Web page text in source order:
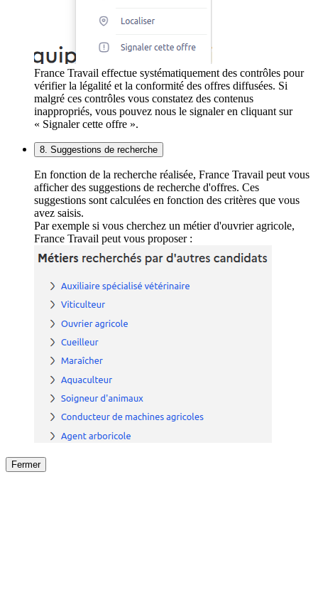
France Travail effectue systématiquement des contrôles pour
vérifier la légalité et la conformité des offres diffusées. Si
malgré ces contrôles vous constatez des contenus
inappropriés, vous pouvez nous le signaler en cliquant sur
« Signaler cette offre ».
8. Suggestions de recherche
En fonction de la recherche réalisée, France Travail peut vous
afficher des suggestions de recherche d'offres. Ces
suggestions sont calculées en fonction des critères que vous
avez saisis.
Par exemple si vous cherchez un métier d'ouvrier agricole,
France Travail peut vous proposer :
Fermer